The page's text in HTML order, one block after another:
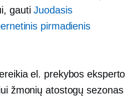
gautiJuodasis
pirmadienis
el. prekybos eksperto
žmonių atostogų sezonas